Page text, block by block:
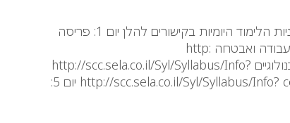
קורס זה בן 5 ימים מורכב מ -5 קורסים נפרדים של יום אחד. קורס זה יעזור לך להתכונן לבחינה Microsoft AZ-300. ניתן לעיין בתכניות הלימוד היומיות בקישורים להלן יום 1: פריסה
ותצורה של תשתיות http://scc.sela.co.il/Syl/Syllabus/Info?courseCode=AZ300T01&branchName=165 יום 2: יישום עומסי עבודה ואבטחה http:
/scc.sela.co.il/Syl/Syllabus/Info?courseCode=AZ300T02&branchName=165 יום 3: הבנה של ארכיטקטורת ענן פתרונות טכנולוגיים http://scc.sela.co.il/Syl/Syllabus/Info?
courseCode=AZ300T03&branchName= 165 יום 4: יצירה ופריסה של יישומים http://scc.sela.co.il/Syl/Syllabus/Info? courseCode=AZ300T04&branchName=165 יום 5: